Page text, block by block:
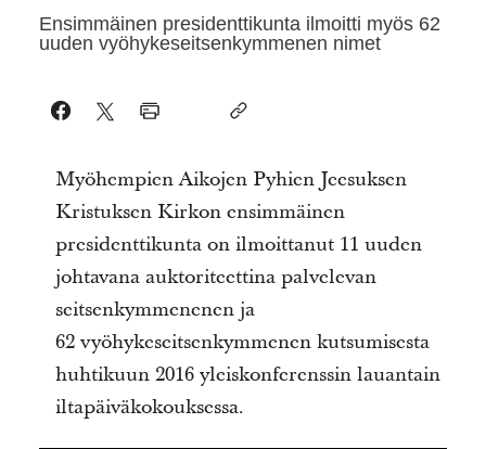
Ensimmäinen presidenttikunta ilmoitti myös 62
uuden vyöhykeseitsenkymmenen nimet
Myöhempien Aikojen Pyhien Jeesuksen
Kristuksen Kirkon ensimmäinen
presidenttikunta on ilmoittanut 11 uuden
johtavana auktoriteettina palvelevan
seitsenkymmenenen ja
62 vyöhykeseitsenkymmenen kutsumisesta
huhtikuun 2016 yleiskonferenssin lauantain
iltapäiväkokouksessa.